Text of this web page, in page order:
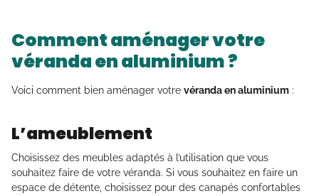
Comment aménager votre
véranda en aluminium ?
Voici comment bien aménager votre véranda en aluminium :
L’ameublement
Choisissez des meubles adaptés à l’utilisation que vous
souhaitez faire de votre véranda. Si vous souhaitez en faire un
espace de détente, choisissez pour des canapés confortables